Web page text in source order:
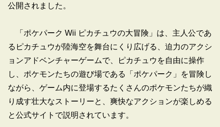
公開されました。
「ポケパーク Wii ピカチュウの大冒険」は、主人公であ
るピカチュウが陸海空を舞台にくり広げる、迫力のアクシ
ョンアドベンチャーゲームで、ピカチュウを自由に操作
し、ポケモンたちの遊び場である「ポケパーク」を冒険し
ながら、ゲーム内に登場するたくさんのポケモンたちが織
り成す壮大なストーリーと、爽快なアクションが楽しめる
と公式サイトで説明されています。